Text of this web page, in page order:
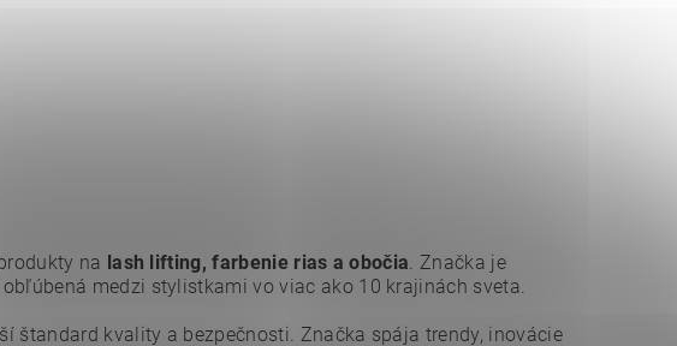
na lash lifting, farbenie rias a obočia . Značka je
medzi stylistkami vo viac ako 10 krajinách sveta.
štandard kvality a bezpečnosti. Značka spája trendy, inovácie